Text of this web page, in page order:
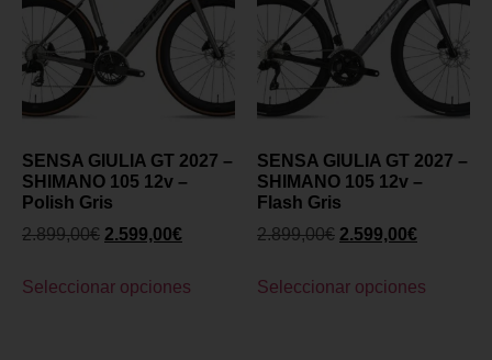
SENSA GIULIA GT 2027 –
SHIMANO 105 12v –
Polish Gris
2.899,00€ 2.599,00€
Seleccionar opciones
SENSA GIULIA GT 2027 –
SHIMANO 105 12v –
Flash Gris
2.899,00€ 2.599,00€
Seleccionar opciones